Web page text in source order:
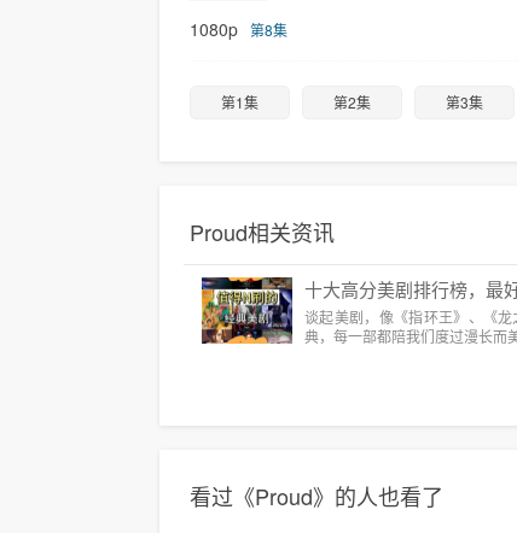
1080p 第8集
第1集 第2集 第3集
Proud相关资讯
十大高分美剧排行榜，最
谈起美剧，像《指环王》、《
典，每一部都陪我们度过漫长而
看过《Proud》的人也看了